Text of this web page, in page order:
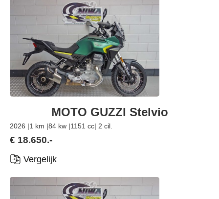
MOTO GUZZI Stelvio
2026 |1 km |84 kw |1151 cc| 2 cil.
€ 18.650.-
Vergelijk